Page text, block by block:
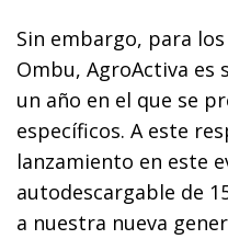
Sin embargo, para
Ombu, AgroActiva es
un año en el que se
específicos. A este
lanzamiento en este
autodescargable de
a nuestra nueva